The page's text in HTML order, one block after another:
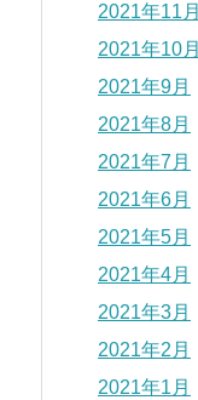
2021年11月
2021年10月
2021年9月
2021年8月
2021年7月
2021年6月
2021年5月
2021年4月
2021年3月
2021年2月
2021年1月